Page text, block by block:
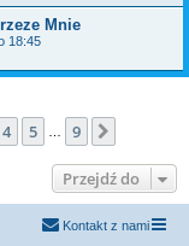
Mnie
18:45
4 5 9
Przejdź do
Kontakt z nami